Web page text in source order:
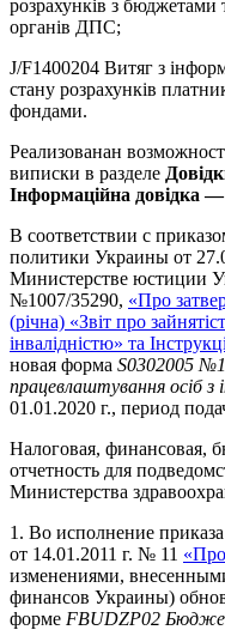
розрахунків з
органів ДПС;
J/F1400204 Витяг з
стану розрахунків
фондами.
Реализованан
виписки в разделе
Інформаційна довідка
В соответствии с
политики Украины от
Министерстве юстиции
№1007/35290, «Про
(річна) «Звіт про
інвалідністю» та
новая форма S0302005
працевлаштування осіб з
01.01.2020 г., период
Налоговая, финансовая,
отчетность для
Министерства
1. Во исполнение
от 14.01.2011 г. № 11
изменениями,
финансов Украины)
форме FBUDZP02